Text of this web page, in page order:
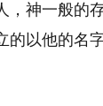
，神一般的
的以他的名